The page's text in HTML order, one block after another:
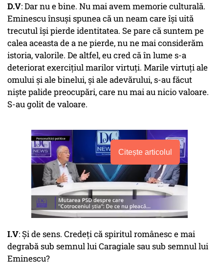
D.V: Dar nu e bine. Nu mai avem memorie culturală.
Eminescu însuși spunea că un neam care își uită
trecutul își pierde identitatea. Se pare că suntem pe
calea aceasta de a ne pierde, nu ne mai considerăm
istoria, valorile. De altfel, eu cred că în lume s-a
deteriorat exercițiul marilor virtuți. Marile virtuți ale
omului și ale binelui, și ale adevărului, s-au făcut
niște palide preocupări, care nu mai au nicio valoare.
S-au golit de valoare.
Citește articolul
I.V: Și de sens. Credeți că spiritul românesc e mai
degrabă sub semnul lui Caragiale sau sub semnul lui
Eminescu?